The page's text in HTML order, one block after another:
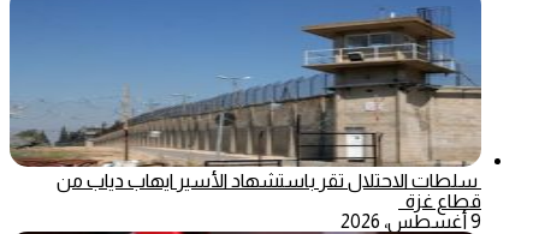
سلطات الاحتلال تقر باستشهاد الأسير ايهاب دياب من
قطاع غزة
9 أغسطس، 2026